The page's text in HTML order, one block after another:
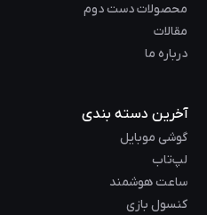
محصولات دست دوم
مقالات
درباره ما
آخرین دسته بندی
گوشی موبایل
لپ‌تاب
ساعت هوشمند
کنسول بازی